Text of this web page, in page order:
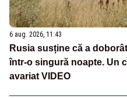
6 aug. 2026, 11:43
Rusia susține că a
într-o singură noapte. Un
avariat VIDEO